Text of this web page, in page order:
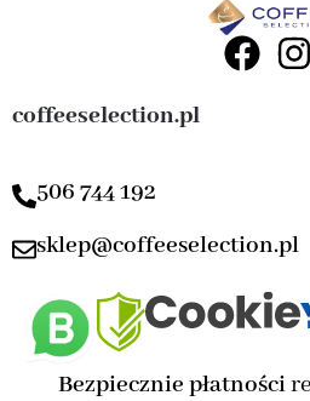
coffeeselection.pl
506 744 192
sklep@coffeeselection.pl
Bezpiecznie płatności